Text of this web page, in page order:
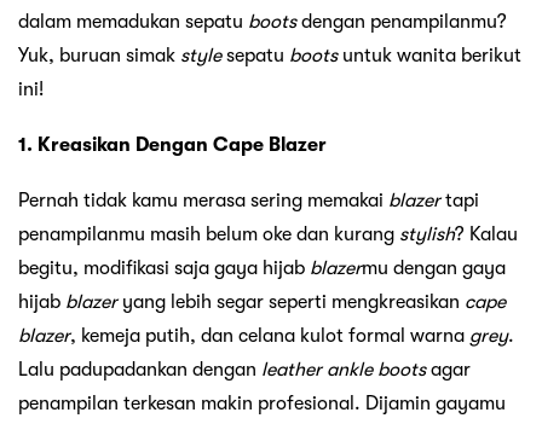
dalam memadukan sepatu bootsdengan penampilanmu?
Yuk, buruan simak stylesepatu bootsuntuk wanita berikut
ini!
1. Kreasikan Dengan Cape Blazer
Pernah tidak kamu merasa sering memakai blazertapi
penampilanmu masih belum oke dan kurang stylish? Kalau
begitu, modifikasi saja gaya hijab blazermu dengan gaya
hijab blazeryang lebih segar seperti mengkreasikan cape
blazer, kemeja putih, dan celana kulot formal warna grey.
Lalu padupadankan dengan leather ankle bootsagar
penampilan terkesan makin profesional. Dijamin gayamu